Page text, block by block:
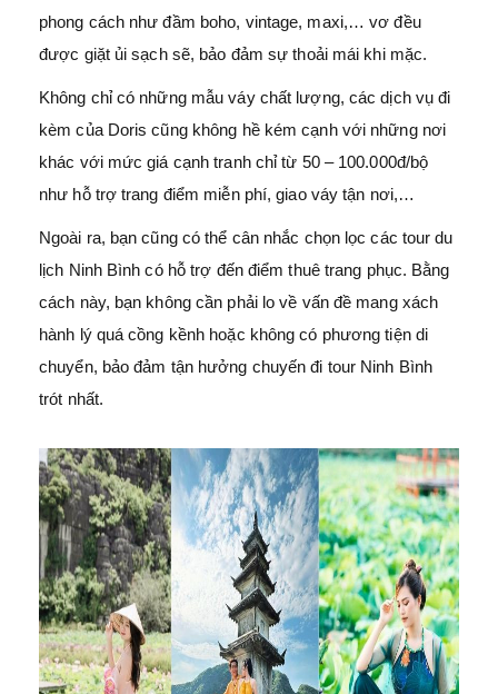
phong cách như đầm boho, vintage, maxi,… vơ đều
được giặt ủi sạch sẽ, bảo đảm sự thoải mái khi mặc.
Không chỉ có những mẫu váy chất lượng, các dịch vụ đi
kèm của Doris cũng không hề kém cạnh với những nơi
khác với mức giá cạnh tranh chỉ từ 50 – 100.000đ/bộ
như hỗ trợ trang điểm miễn phí, giao váy tận nơi,…
Ngoài ra, bạn cũng có thể cân nhắc chọn lọc các tour du
lịch Ninh Bình có hỗ trợ đến điểm thuê trang phục. Bằng
cách này, bạn không cần phải lo về vấn đề mang xách
hành lý quá cồng kềnh hoặc không có phương tiện di
chuyển, bảo đảm tận hưởng chuyến đi tour Ninh Bình
trót nhất.